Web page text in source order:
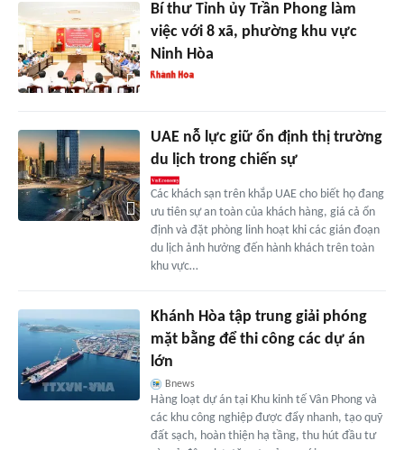
Bí thư Tỉnh ủy Trần Phong làm
việc với 8 xã, phường khu vực
Ninh Hòa
UAE nỗ lực giữ ổn định thị trường
du lịch trong chiến sự
Các khách sạn trên khắp UAE cho biết họ đang
ưu tiên sự an toàn của khách hàng, giá cả ổn
định và đặt phòng linh hoạt khi các gián đoạn
du lịch ảnh hưởng đến hành khách trên toàn
khu vực…
Khánh Hòa tập trung giải phóng
mặt bằng để thi công các dự án
lớn
Bnews
Hàng loạt dự án tại Khu kinh tế Vân Phong và
các khu công nghiệp được đẩy nhanh, tạo quỹ
đất sạch, hoàn thiện hạ tầng, thu hút đầu tư